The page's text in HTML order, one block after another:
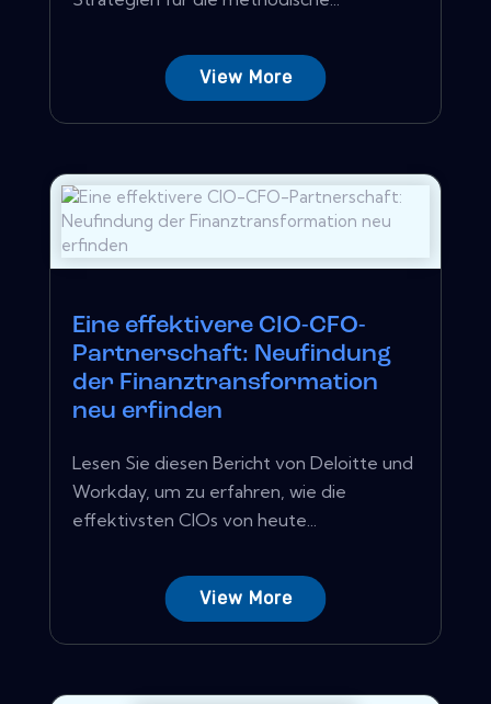
View More
Eine effektivere CIO-CFO-
Partnerschaft: Neufindung
der Finanztransformation
neu erfinden
Lesen Sie diesen Bericht von Deloitte und
Workday, um zu erfahren, wie die
effektivsten CIOs von heute...
View More